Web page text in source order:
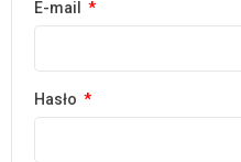
E-mail
Hasło